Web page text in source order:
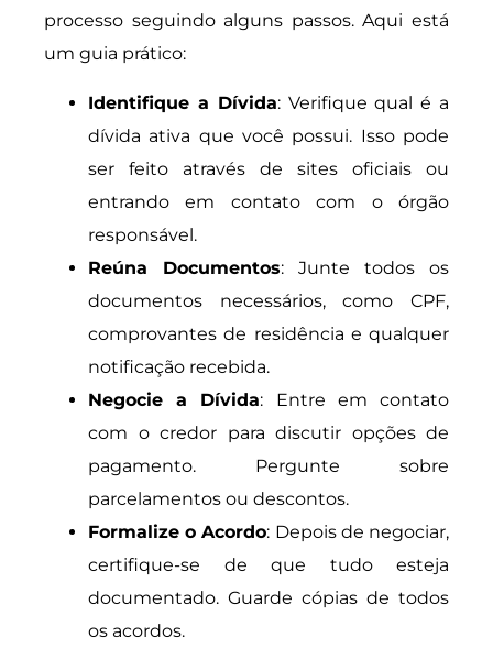
processo seguindo alguns passos. Aqui está
um guia prático:
Identifique a Dívida: Verifique qual é a
dívida ativa que você possui. Isso pode
ser feito através de sites oficiais ou
entrando em contato com o órgão
responsável.
Reúna Documentos: Junte todos os
documentos necessários, como CPF,
comprovantes de residência e qualquer
notificação recebida.
Negocie a Dívida: Entre em contato
com o credor para discutir opções de
pagamento. Pergunte sobre
parcelamentos ou descontos.
Formalize o Acordo: Depois de negociar,
certifique-se de que tudo esteja
documentado. Guarde cópias de todos
os acordos.